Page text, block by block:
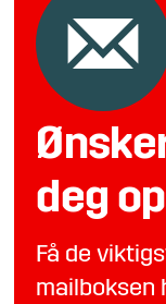
deg
Få de
mailboksen